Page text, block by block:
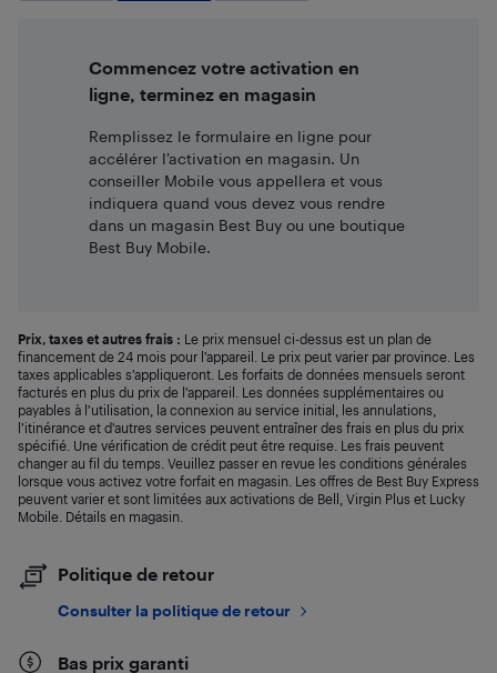
Commencez votre activation en
ligne, terminez en magasin
Remplissez le formulaire en ligne pour
accélérer l’activation en magasin. Un
conseiller Mobile vous appellera et vous
indiquera quand vous devez vous rendre
dans un magasin Best Buy ou une boutique
Best Buy Mobile.
Prix, taxes et autres frais : Le prix mensuel ci-dessus est un plan de
financement de 24 mois pour l’appareil. Le prix peut varier par province. Les
taxes applicables s’appliqueront. Les forfaits de données mensuels seront
facturés en plus du prix de l’appareil. Les données supplémentaires ou
payables à l’utilisation, la connexion au service initial, les annulations,
l’itinérance et d’autres services peuvent entraîner des frais en plus du prix
spécifié. Une vérification de crédit peut être requise. Les frais peuvent
changer au fil du temps. Veuillez passer en revue les conditions générales
lorsque vous activez votre forfait en magasin. Les offres de Best Buy Express
peuvent varier et sont limitées aux activations de Bell, Virgin Plus et Lucky
Mobile. Détails en magasin.
Politique de retour
Consulter la politique de retour
Bas prix garanti